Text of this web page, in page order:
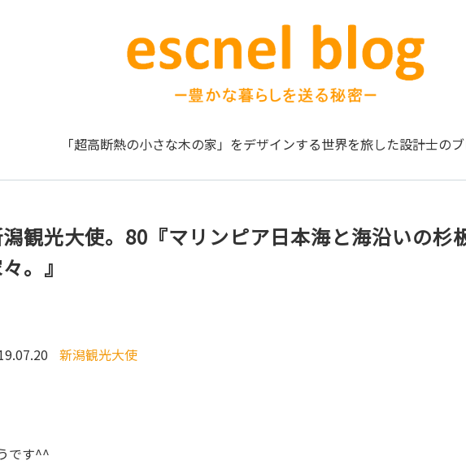
「超高断熱の小さな木の家」をデザインする世界を旅した設計士の
観光大使。80『マリンピア日本海と海沿いの杉
。』
新潟観光大使
です^^